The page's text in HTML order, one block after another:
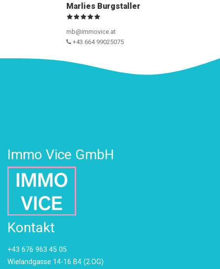
Marlies Burgstaller
mb@immovice.at
+43 664 99025075
Immo Vice GmbH
Kontakt
+43 676 963 45 05
Wielandgasse 14-16 B4 (2.OG)